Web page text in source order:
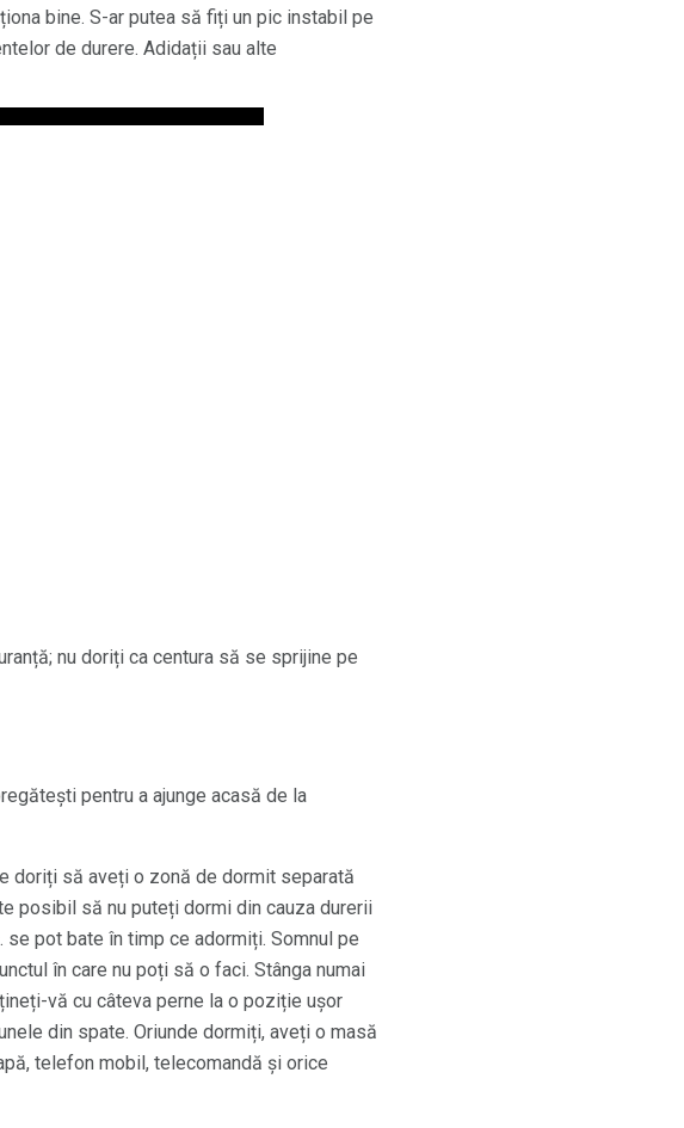
bine. S-ar putea să fiți un pic instabil pe
de durere. Adidații sau alte
nu doriți ca centura să se sprijine pe
pentru a ajunge acasă de la
doriți să aveți o zonă de dormit separată
posibil să nu puteți dormi din cauza durerii
pot bate în timp ce adormiți. Somnul pe
în care nu poți să o faci. Stânga numai
vă cu câteva perne la o poziție ușor
din spate. Oriunde dormiți, aveți o masă
telefon mobil, telecomandă și orice